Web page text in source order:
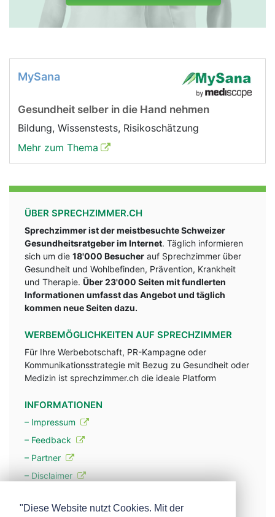
MySana
Gesundheit selber in die Hand nehmen
Bildung, Wissenstests, Risikoschätzung
Mehr zum Thema
ÜBER SPRECHZIMMER.CH
Sprechzimmer ist der meistbesuchte Schweizer
Gesundheitsratgeber im Internet. Täglich informieren
sich um die 18'000 Besucher auf Sprechzimmer über
Gesundheit und Wohlbefinden, Prävention, Krankheit
und Therapie. Über 23'000 Seiten mit fundlerten
Informationen umfasst das Angebot und täglich
kommen neue Seiten dazu.
WERBEMÖGLICHKEITEN AUF SPRECHZIMMER
Für Ihre Werbebotschaft, PR-Kampagne oder
Kommunikationsstrategie mit Bezug zu Gesundheit oder
Medizin ist sprechzimmer.ch die ideale Platform
INFORMATIONEN
– Impressum
– Feedback
– Partner
– Disclaimer
"Diese Website nutzt Cookies. Mit der